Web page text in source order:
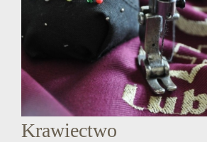
Krawiectwo